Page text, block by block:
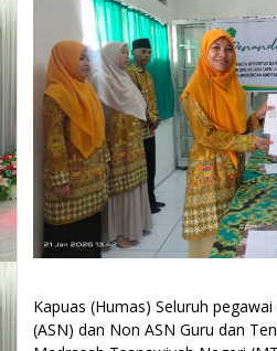
Kapuas (Humas) Seluruh
(ASN) dan Non ASN Guru dan